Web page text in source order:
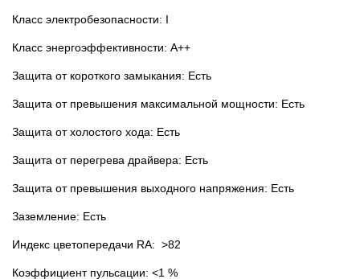
Класс электробезопасности: I
Класс энергоэффективности: А++
Защита от короткого замыкания: Есть
Защита от превышения максимальной мощности: Есть
Защита от холостого хода: Есть
Защита от перегрева драйвера: Есть
Защита от превышения выходного напряжения: Есть
Заземление: Есть
Индекс цветопередачи RA: >82
Коэффициент пульсации: <1 %